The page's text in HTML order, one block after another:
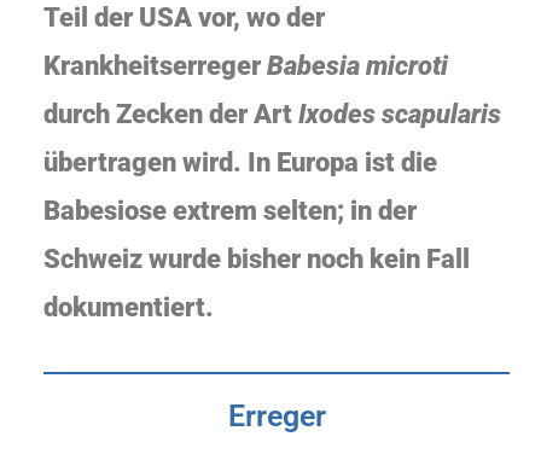
Teil der USA vor, wo der
Krankheitserreger Babesia microti
durch Zecken der Art Ixodes scapularis
übertragen wird. In Europa ist die
Babesiose extrem selten; in der
Schweiz wurde bisher noch kein Fall
dokumentiert.
Erreger